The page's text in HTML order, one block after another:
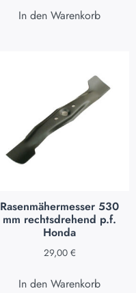
In den Warenkorb
Rasenmähermesser 530
mm rechtsdrehend p.f.
Honda
29,00 €
In den Warenkorb